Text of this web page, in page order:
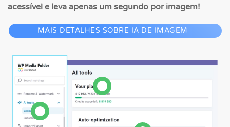
acessível e leva apenas um segundo por imagem!
MAIS DETALHES SOBRE IA DE IMAGEM